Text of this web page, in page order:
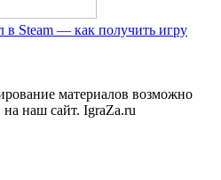
в Steam — как получить игру
материалов возможно
наш сайт. IgraZa.ru